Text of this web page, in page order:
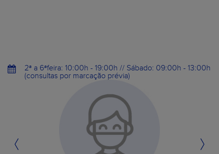
2ª a 6ªfeira: 10:00h - 19:00h // Sábado: 09:00h - 13:00h
(consultas por marcação prévia)